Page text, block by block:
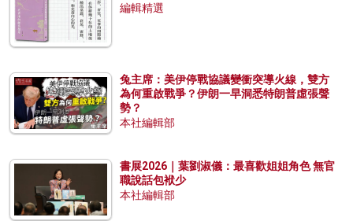
編輯精選
兔主席：美伊停戰協議變衝突導火線，雙方
為何重啟戰爭？伊朗一早洞悉特朗普虛張聲
勢？
本社編輯部
書展2026｜葉劉淑儀：最喜歡姐姐角色 無官
職說話包袱少
本社編輯部